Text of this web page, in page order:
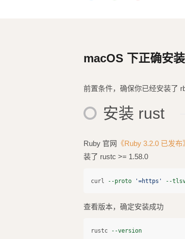
macOS 下正确安
前置条件，确保你已经安装了
安装 rust
Ruby 官网 《Ruby 3.2.0 已发布
装了 rustc >= 1.58.0
curl --proto '=https' --
查看版本，确定安装成功
rustc
--version